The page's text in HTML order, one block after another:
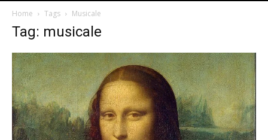
Home Tags Musicale
Tag: musicale